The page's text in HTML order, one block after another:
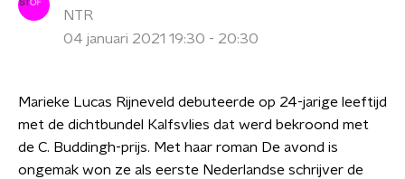
NTR
04 januari 2021 19:30 - 20:30
Marieke Lucas Rijneveld debuteerde op 24-jarige leeftijd
met de dichtbundel Kalfsvlies dat werd bekroond met
de C. Buddingh-prijs. Met haar roman De avond is
ongemak won ze als eerste Nederlandse schrijver de